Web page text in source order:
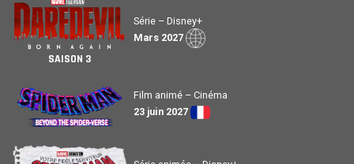
SAISON 3
Série – Disney+
Mars 2027
Film animé – Cinéma
23 juin 2027